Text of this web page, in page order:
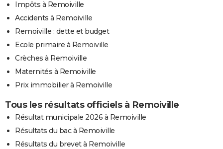
Impôts à Remoiville
Accidents à Remoiville
Remoiville : dette et budget
Ecole primaire à Remoiville
Crèches à Remoiville
Maternités à Remoiville
Prix immobilier à Remoiville
Tous les résultats officiels à Remoiville
Résultat municipale 2026 à Remoiville
Résultats du bac à Remoiville
Résultats du brevet à Remoiville